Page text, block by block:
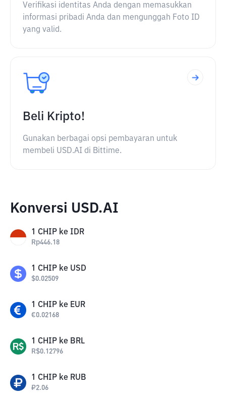
Verifikasi identitas Anda dengan memasukkan
informasi pribadi Anda dan mengunggah Foto ID
yang valid.
Beli Kripto!
Gunakan berbagai opsi pembayaran untuk
membeli USD.AI di Bittime.
Konversi USD.AI
1 CHIP ke IDR
Rp446.18
1 CHIP ke USD
$0.02509
1 CHIP ke EUR
€0.02168
1 CHIP ke BRL
R$0.12796
1 CHIP ke RUB
₽2.06